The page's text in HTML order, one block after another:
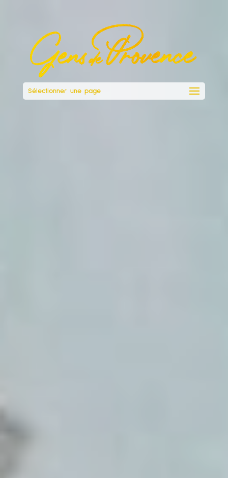
Sélectionner une page